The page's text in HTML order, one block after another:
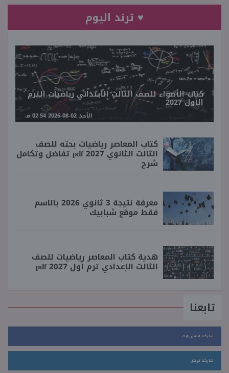
♥ ترند اليوم
كتاب الأضواء للصف الثالث الابتدائي رياضيات الترم
الأول 2027
الأحد 02-08-2026 02:54 مـ
كتاب المعاصر رياضيات بحته للصف
الثالث الثانوي 2027 pdf تفاضل وتكامل
شرح
معرفة نتيجة 3 ثانوي 2026 بالاسم
فقط موقع شبابيك
هدية كتاب المعاصر رياضيات للصف
الثالث الإعدادي ترم أول 2027 pdf
تابعنا
شاركنا فيس بوك
شاركنا تويتر